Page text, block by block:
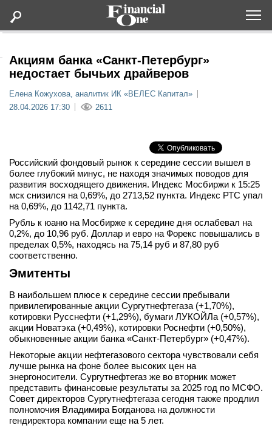
Статьи
Мероприятия
Новости
Интервью
телеграм
Стать автором
Вход
Акциям банка «Санкт-Петербург»
недостает бычьих драйверов
Елена Кожухова, аналитик ИК «ВЕЛЕС Капитал»
28.04.2026 17:30
2611
Российский фондовый рынок к середине сессии вышел в
более глубокий минус, не находя значимых поводов для
развития восходящего движения. Индекс Мосбиржи к 15:25
мск снизился на 0,69%, до 2713,52 пункта. Индекс РТС упал
на 0,69%, до 1142,71 пункта.
Рубль к юаню на Мосбирже к середине дня ослабевал на
0,2%, до 10,96 руб. Доллар и евро на Форекс повышались в
пределах 0,5%, находясь на 75,14 руб и 87,80 руб
соответственно.
Эмитенты
В наибольшем плюсе к середине сессии пребывали
привилегированные акции Сургутнефтегаза (+1,70%),
котировки Русснефти (+1,29%), бумаги ЛУКОЙЛа (+0,57%),
акции Новатэка (+0,49%), котировки Роснефти (+0,50%),
обыкновенные акции банка «Санкт-Петербург» (+0,47%).
Некоторые акции нефтегазового сектора чувствовали себя
лучше рынка на фоне более высоких цен на
энергоносители. Сургутнефтегаз же во вторник может
представить финансовые результаты за 2025 год по МСФО.
Совет директоров Сургутнефтегаза сегодня также продлил
полномочия Владимира Богданова на должности
гендиректора компании еще на 5 лет.